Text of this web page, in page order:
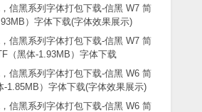
信黑系列字体打包下载-信黑 W7 简
（黑体-1.93MB）字体下载
信黑系列字体打包下载-信黑 W6 简